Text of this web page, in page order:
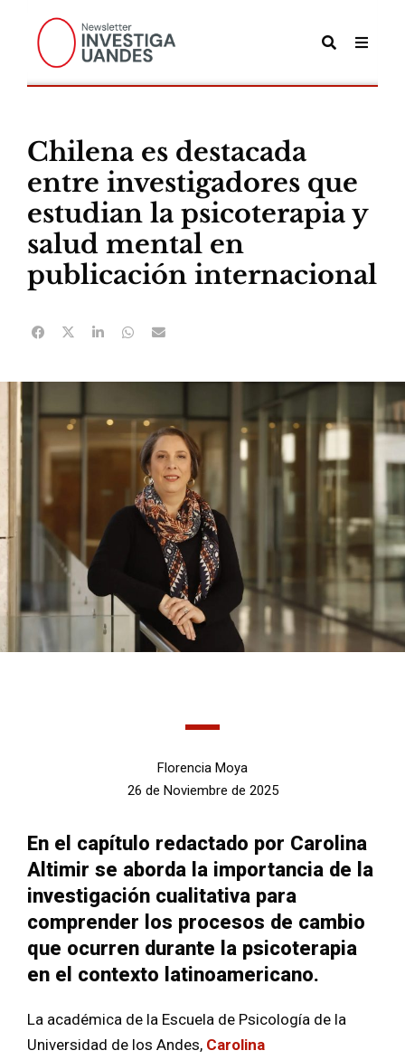
Chilena es destacada
entre investigadores que
estudian la psicoterapia y
salud mental en
publicación internacional
Florencia Moya
26 de Noviembre de 2025
En el capítulo redactado por Carolina
Altimir se aborda la importancia de la
investigación cualitativa para
comprender los procesos de cambio
que ocurren durante la psicoterapia
en el contexto latinoamericano.
La académica de la Escuela de Psicología de la
Universidad de los Andes, Carolina